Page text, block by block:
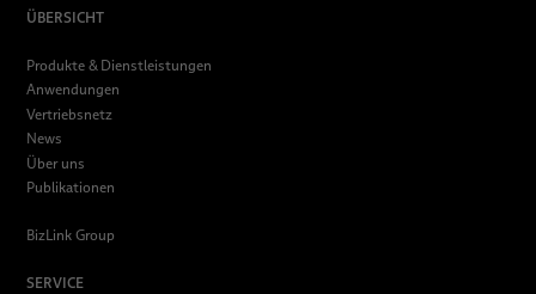
ÜBERSICHT
Produkte & Dienstleistungen
Anwendungen
Vertriebsnetz
News
Über uns
Publikationen
BizLink Group
SERVICE